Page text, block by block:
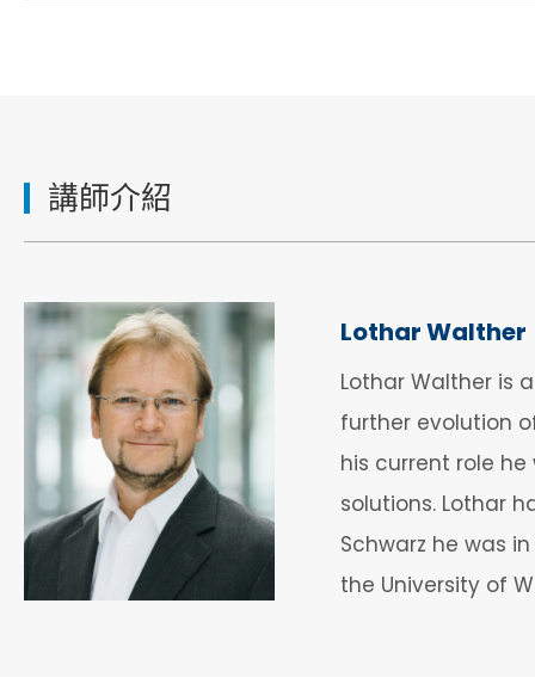
講師介紹
Lothar Walther
Lothar Walther is
further evolution
his current role
solutions. Lothar
Schwarz he was
the University of